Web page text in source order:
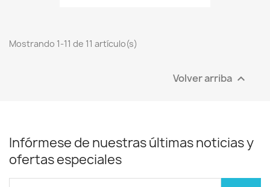
Mostrando 1-11 de 11 artículo(s)
Volver arriba 
Infórmese de nuestras últimas noticias y
ofertas especiales